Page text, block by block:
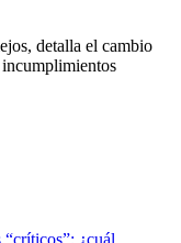
detalla el cambio